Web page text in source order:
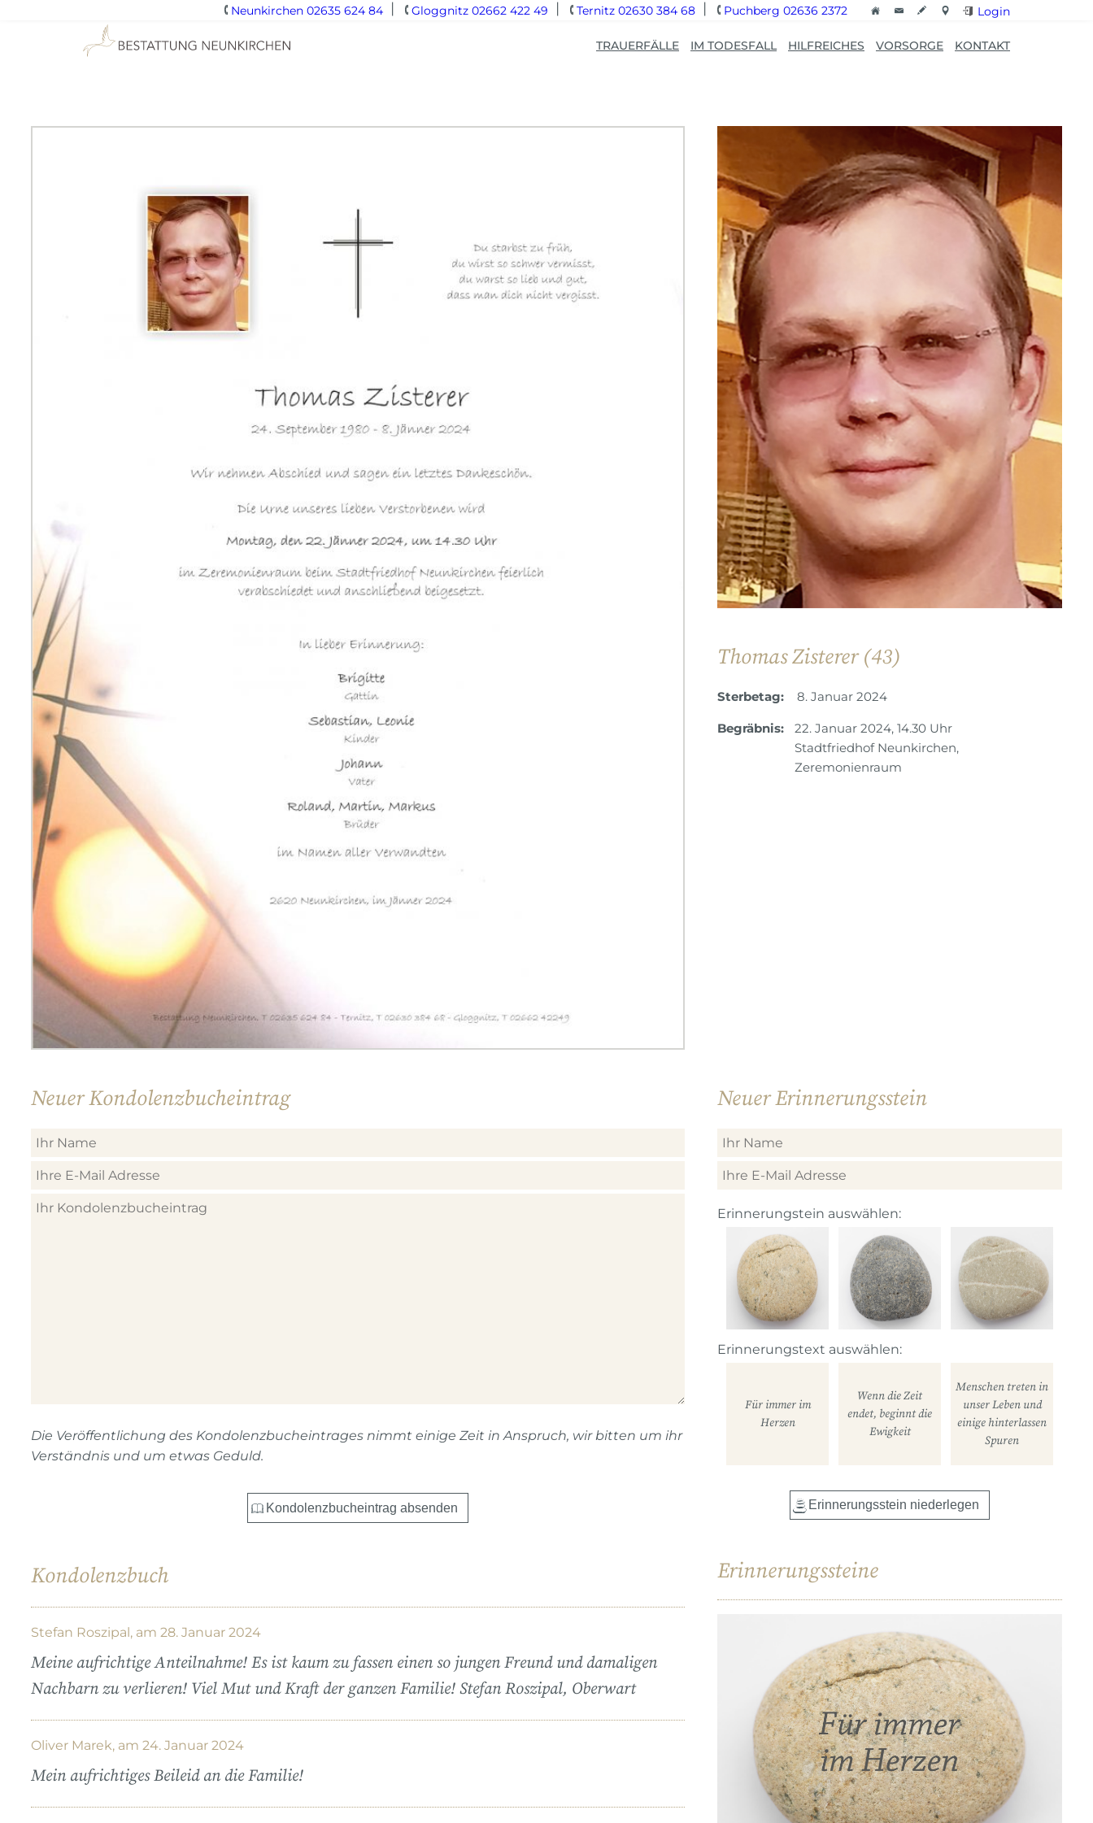
Neunkirchen 02635 624 84 Gloggnitz 02662 422 49 Ternitz 02630 384 68 Puchberg 02636 2372 Login
TRAUERFÄLLE IM TODESFALL HILFREICHES VORSORGE KONTAKT
Thomas Zisterer (43)
Sterbetag: 8. Januar 2024
Begräbnis:
22. Januar 2024, 14.30 Uhr
Stadtfriedhof Neunkirchen,
Zeremonienraum
Neuer Kondolenzbucheintrag
Die Veröffentlichung des Kondolenzbucheintrages nimmt einige Zeit in Anspruch, wir bitten um ihr
Verständnis und um etwas Geduld.
Kondolenzbuch
Stefan Roszipal, am 28. Januar 2024
Meine aufrichtige Anteilnahme! Es ist kaum zu fassen einen so jungen Freund und damaligen
Nachbarn zu verlieren! Viel Mut und Kraft der ganzen Familie! Stefan Roszipal, Oberwart
Oliver Marek, am 24. Januar 2024
Mein aufrichtiges Beileid an die Familie!
Neuer Erinnerungsstein
Erinnerungstein auswählen:
Erinnerungstext auswählen:
Für immer im
Herzen
Wenn die Zeit
endet, beginnt die
Ewigkeit
Menschen treten in
unser Leben und
einige hinterlassen
Spuren
Erinnerungssteine